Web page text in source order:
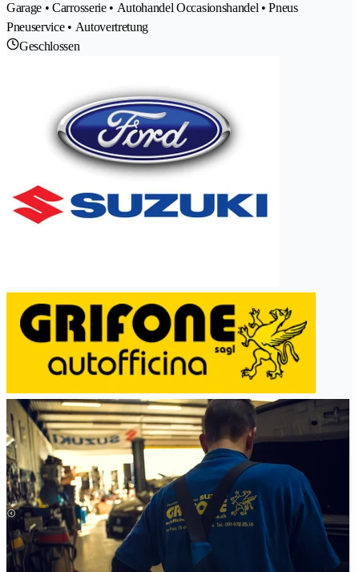
Garage • Carrosserie • Autohandel Occasionshandel • Pneus
Pneuservice • Autovertretung
Geschlossen